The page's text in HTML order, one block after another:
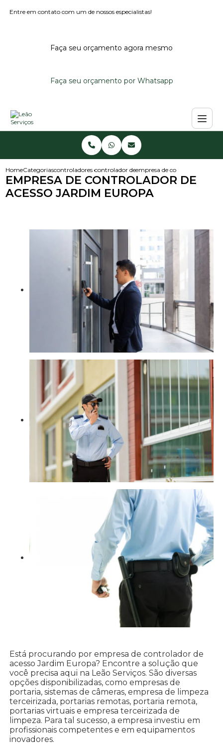
Entre em contato com um de nossos especialistas!
Faça seu orçamento agora mesmo
Faça seu orçamento por Whatsapp
HomeCategoriascontroladores de acessocontrolador de acesso para condominio
empresa de controlador de
EMPRESA DE CONTROLADOR DE
ACESSO JARDIM EUROPA
Está procurando por empresa de controlador de
acesso Jardim Europa? Encontre a solução que
você precisa aqui na Leão Serviços. São diversas
opções disponibilizadas, como empresas de
portaria, sistemas de câmeras, empresa de limpeza
terceirizada, portarias remotas, portaria remota,
portarias virtuais e empresa terceirizada de
limpeza. Para tal sucesso, a empresa investiu em
profissionais competentes e em equipamentos
inovadores.